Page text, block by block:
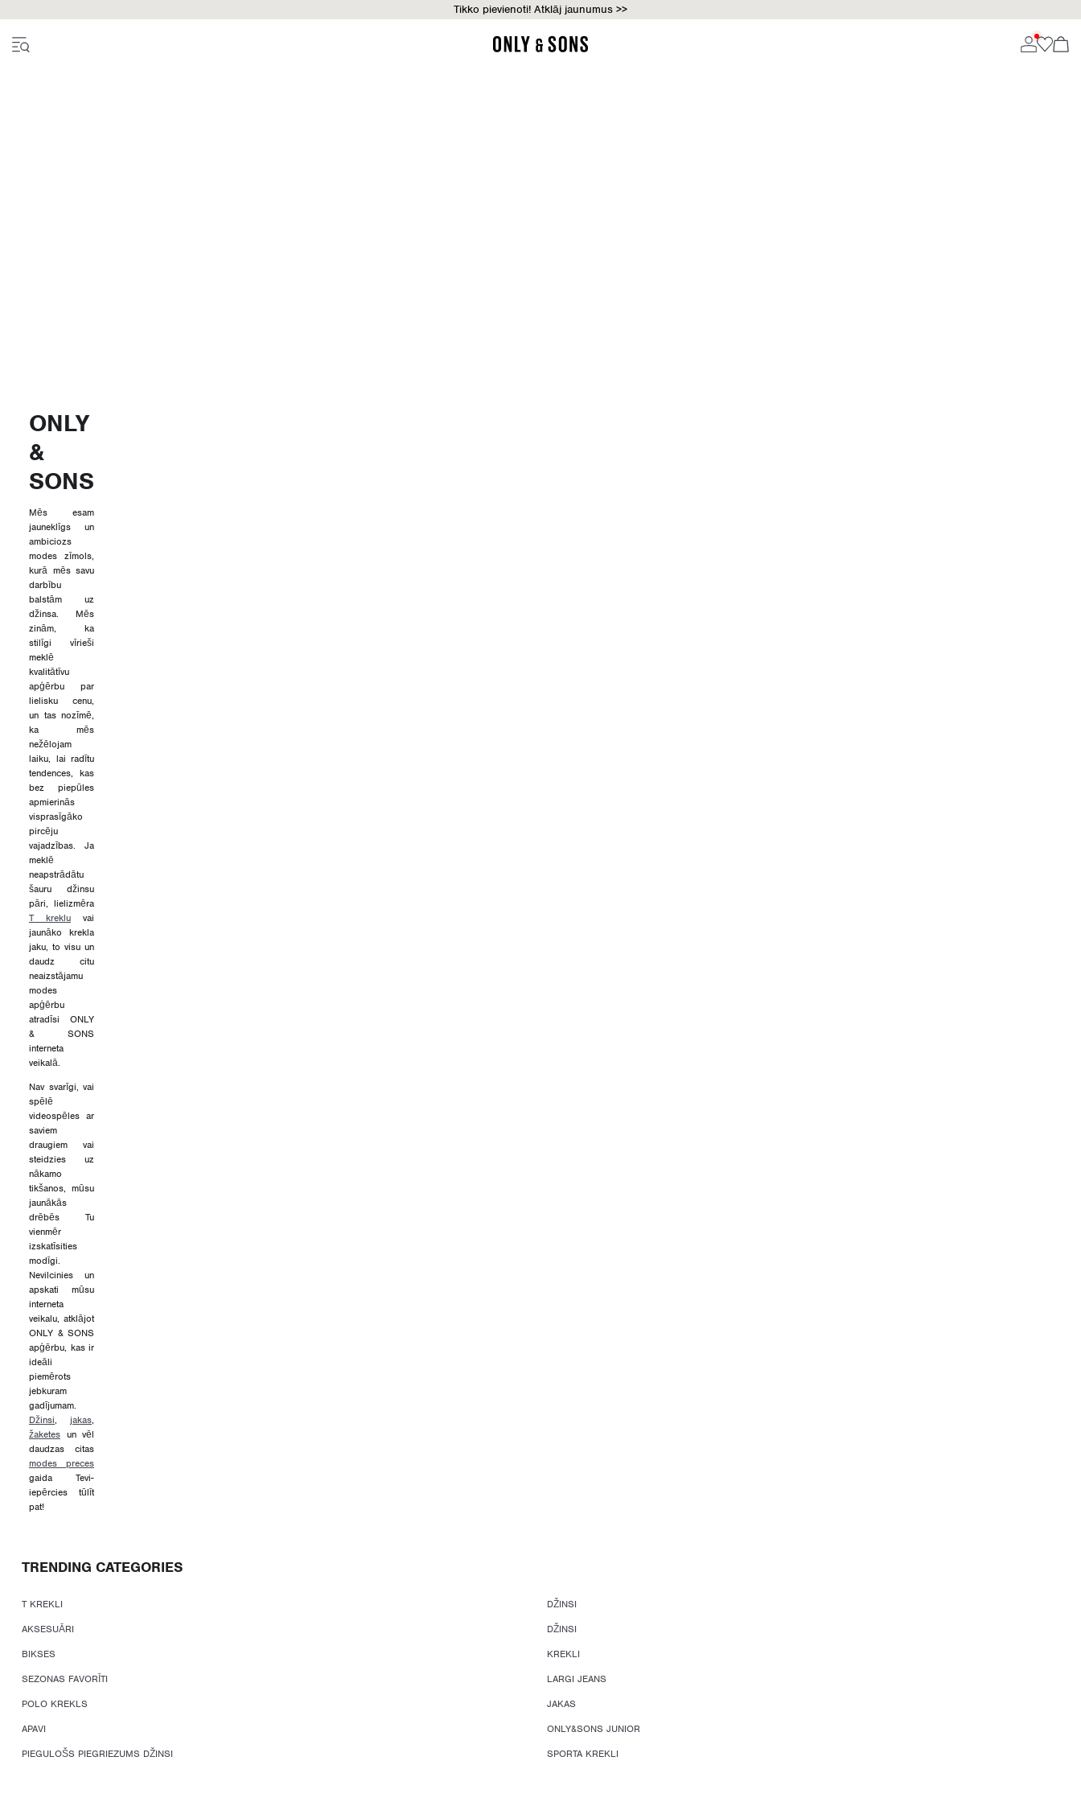
Tikko pievienoti! Atklāj jaunumus >>
ONLY
&
SONS
Mēs esam
jauneklīgs un
ambiciozs
modes zīmols,
kurā mēs savu
darbību
balstām uz
džinsa. Mēs
zinām, ka
stilīgi vīrieši
meklē
kvalitātīvu
apģērbu par
lielisku cenu,
un tas nozīmē,
ka mēs
nežēlojam
laiku, lai radītu
tendences, kas
bez piepūles
apmierinās
visprasīgāko
pircēju
vajadzības. Ja
meklē
neapstrādātu
šauru džinsu
pāri, lielizmēra
T kreklu vai
jaunāko krekla
jaku, to visu un
daudz citu
neaizstājamu
modes
apģērbu
atradīsi ONLY
& SONS
interneta
veikalā.
Nav svarīgi, vai
spēlē
videospēles ar
saviem
draugiem vai
steidzies uz
nākamo
tikšanos, mūsu
jaunākās
drēbēs Tu
vienmēr
izskatīsities
modīgi.
Nevilcinies un
apskati mūsu
interneta
veikalu, atklājot
ONLY & SONS
apģērbu, kas ir
ideāli
piemērots
jebkuram
gadījumam.
Džinsi, jakas,
žaketes un vēl
daudzas citas
modes preces
gaida Tevi-
iepērcies tūlīt
pat!
TRENDING CATEGORIES
T KREKLI
DŽINSI
AKSESUĀRI
DŽINSI
BIKSES
KREKLI
SEZONAS FAVORĪTI
LARGI JEANS
POLO KREKLS
JAKAS
APAVI
ONLY&SONS JUNIOR
PIEGULOŠS PIEGRIEZUMS DŽINSI
SPORTA KREKLI